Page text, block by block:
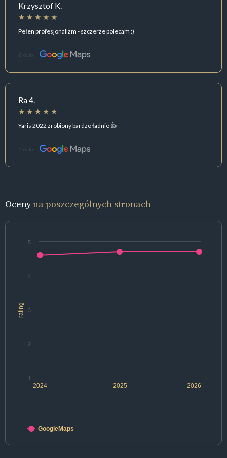
Krzysztof K.
Pełen profesjonalizm - szczerze polecam :)
Źródło:
Ra 4.
Yaris 2022 zrobiony bardzo ładnie 👍
Źródło:
Ocenyna poszczególnych stronach
rating
2024 2025 2026
1
2
3
4
5
GoogleMaps